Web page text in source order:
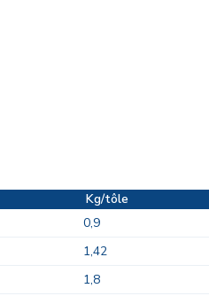
Kg/tôle
0,9
1,42
1,8